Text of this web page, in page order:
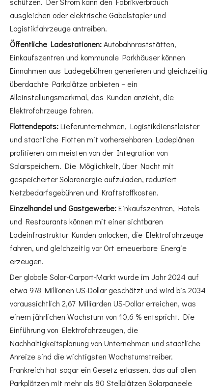
ausgleichen oder elektrische Gabelstapler und
Logistikfahrzeuge antreiben.
Öffentliche Ladestationen:Autobahnraststätten,
Einkaufszentren und kommunale Parkhäuser können
Einnahmen aus Ladegebühren generieren und gleichzeitig
überdachte Parkplätze anbieten – ein
Alleinstellungsmerkmal, das Kunden anzieht, die
Elektrofahrzeuge fahren.
Flottendepots:Lieferunternehmen, Logistikdienstleister
und staatliche Flotten mit vorhersehbaren Ladeplänen
profitieren am meisten von der Integration von
Solarspeichern. Die Möglichkeit, über Nacht mit
gespeicherter Solarenergie aufzuladen, reduziert
Netzbedarfsgebühren und Kraftstoffkosten.
Einzelhandel und Gastgewerbe:Einkaufszentren, Hotels
und Restaurants können mit einer sichtbaren
Ladeinfrastruktur Kunden anlocken, die Elektrofahrzeuge
fahren, und gleichzeitig vor Ort erneuerbare Energie
erzeugen.
Der globale Solar-Carport-Markt wurde im Jahr 2024 auf
etwa 978 Millionen US-Dollar geschätzt und wird bis 2034
voraussichtlich 2,67 Milliarden US-Dollar erreichen, was
einem jährlichen Wachstum von 10,6 % entspricht. Die
Einführung von Elektrofahrzeugen, die
Nachhaltigkeitsplanung von Unternehmen und staatliche
Anreize sind die wichtigsten Wachstumstreiber.
Frankreich hat sogar ein Gesetz erlassen, das auf allen
Parkplätzen mit mehr als 80 Stellplätzen Solarpaneele